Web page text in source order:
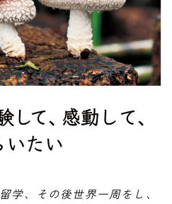
学、その後世界一周をし、